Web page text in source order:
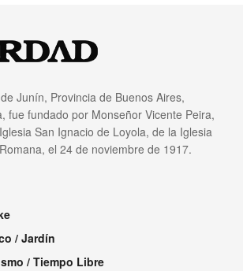
Junín, Provincia de Buenos Aires,
fue fundado por Monseñor Vicente Peira,
San Ignacio de Loyola, de la Iglesia
el 24 de noviembre de 1917.
/ Jardín
/ Tiempo Libre